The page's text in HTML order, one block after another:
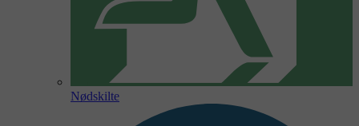
Nødskilte